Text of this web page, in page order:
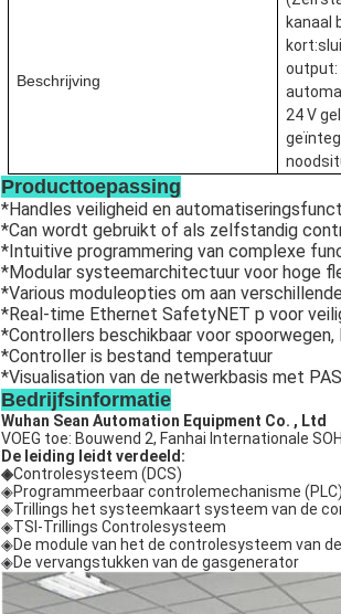
Beschrijving
kanaal
output:
24 V
Producttoepassing
*Handles veiligheid en
*Can wordt gebruikt of als zelfstandig
*Intuitive programmering van complexe
*Modular systeemarchitectuur voor hoge
*Various moduleopties om aan
*Real-time Ethernet SafetyNET p voor
*Controllers beschikbaar voor
*Controller is bestand temperatuur
*Visualisation van de netwerkbasis met
Bedrijfsinformatie
Wuhan Sean Automation Equipment Co. , Ltd
VOEG toe: Bouwend 2, Fanhai Internationale
De leiding leidt verdeeld:
◈Controlesysteem (DCS)
◈Programmeerbaar controlemechanisme (PLC)
◈Trillings het systeemkaart systeem van de
◈TSI-Trillings Controlesysteem
◈De module van het de controlesysteem van
◈De vervangstukken van de gasgenerator